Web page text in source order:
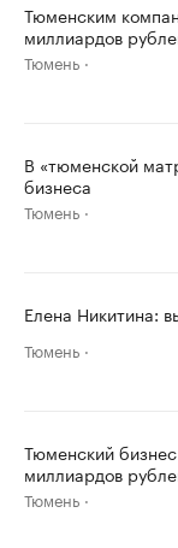
Тюменским
миллиардов
Тюмень
В «тюменской
бизнеса
Тюмень
Елена Никитина:
Тюмень
Тюменский
миллиардов
Тюмень